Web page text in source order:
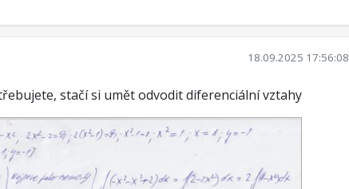
18.09.2025 17:56:08
stačí si umět odvodit diferenciální vztahy